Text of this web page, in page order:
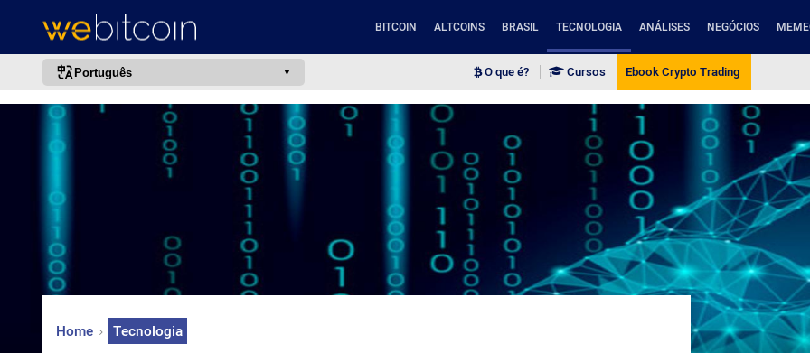
BITCOIN ALTCOINS BRASIL TECNOLOGIA ANÁLISES NEGÓCIOS
Português
português (BR)
русский
O que é? Cursos Ebook Crypto Trading
Home Tecnologia